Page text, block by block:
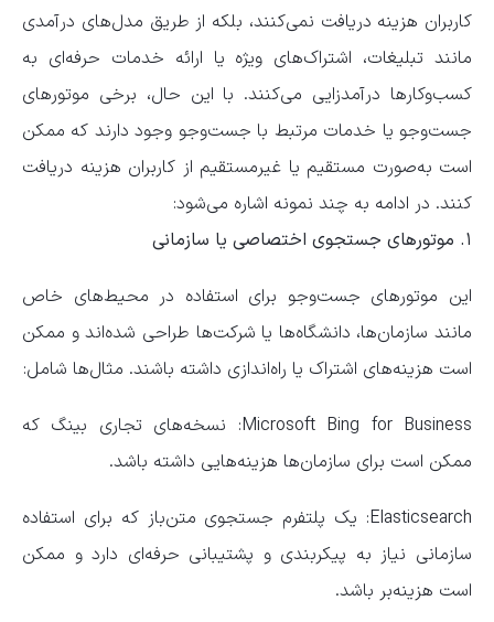
کاربران هزینه دریافت نمی‌کنند، بلکه از طریق مدل‌های درآمدی
مانند تبلیغات، اشتراک‌های ویژه یا ارائه خدمات حرفه‌ای به
کسب‌وکار‌ها درآمدزایی می‌کنند. با این حال، برخی موتور‌های
جست‌و‌جو یا خدمات مرتبط با جست‌و‌جو وجود دارند که ممکن
است به‌صورت مستقیم یا غیرمستقیم از کاربران هزینه دریافت
کنند. در ادامه به چند نمونه اشاره می‌شود:
۱. موتور‌های جستجوی اختصاصی یا سازمانی
این موتور‌های جست‌و‌جو برای استفاده در محیط‌های خاص
مانند سازمان‌ها، دانشگاه‌ها یا شرکت‌ها طراحی شده‌اند و ممکن
است هزینه‌های اشتراک یا راه‌اندازی داشته باشند. مثال‌ها شامل:
Microsoft Bing for Business: نسخه‌های تجاری بینگ که
ممکن است برای سازمان‌ها هزینه‌هایی داشته باشد.
Elasticsearch: یک پلتفرم جستجوی متن‌باز که برای استفاده
سازمانی نیاز به پیکربندی و پشتیبانی حرفه‌ای دارد و ممکن
است هزینه‌بر باشد.